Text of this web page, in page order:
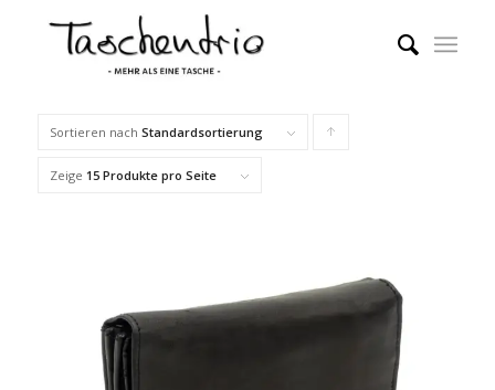
Sortieren nach Standardsortierung
aufsteigender
Zeige 15 Produkte pro Seite